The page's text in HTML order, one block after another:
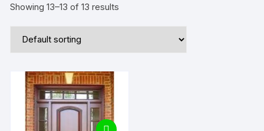
Showing 13–13 of 13 results